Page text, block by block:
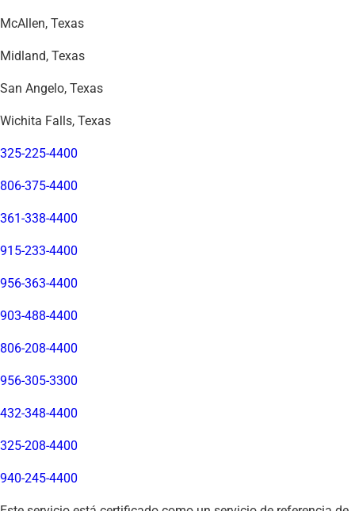
McAllen, Texas
Midland, Texas
San Angelo, Texas
Wichita Falls, Texas
325-225-4400
806-375-4400
361-338-4400
915-233-4400
956-363-4400
903-488-4400
806-208-4400
956-305-3300
432-348-4400
325-208-4400
940-245-4400